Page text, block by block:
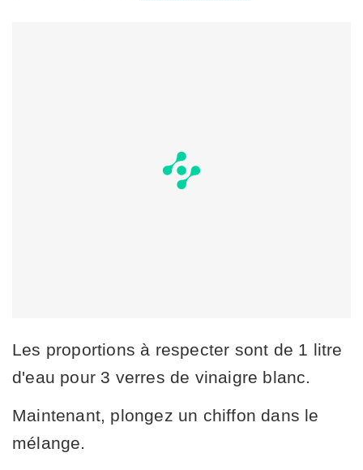
Les proportions à respecter sont de 1 litre
d'eau pour 3 verres de vinaigre blanc.
Maintenant, plongez un chiffon dans le
mélange.